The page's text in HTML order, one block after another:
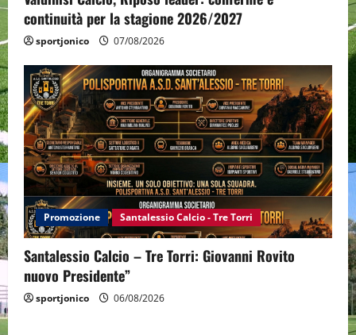
continuità per la stagione 2026/2027
sportjonico 07/08/2026
Promozione Santalessio Calcio - Tre Torri
Santalessio Calcio – Tre Torri: Giovanni Rovito
nuovo Presidente”
sportjonico 06/08/2026